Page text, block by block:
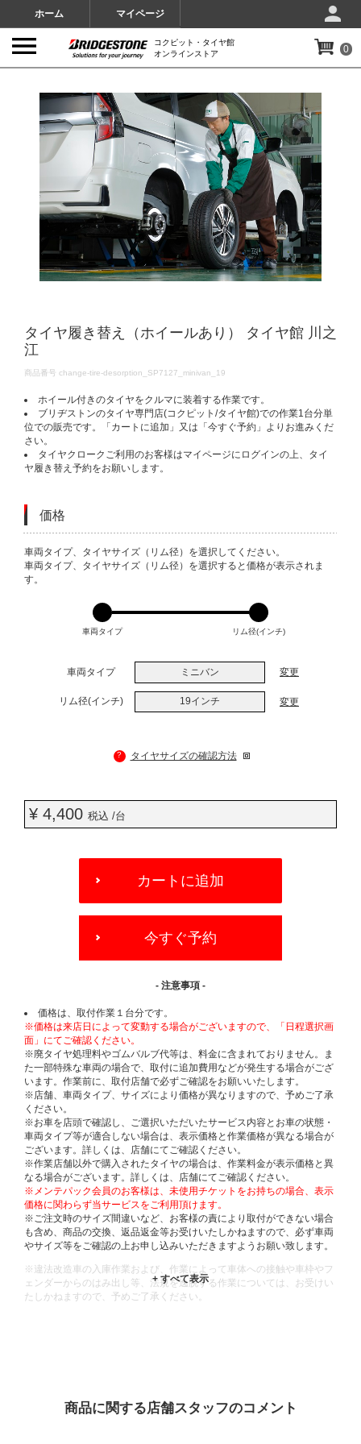
ホーム マイページ
コクピット・タイヤ館
オンラインストア
0
タイヤ履き替え（ホイールあり） タイヤ館 川之
江
DETAILS
商品番号 change-tire-desorption_SP7127_minivan_19
ホイール付きのタイヤをクルマに装着する作業です。
ブリヂストンのタイヤ専門店(コクピット/タイヤ館)での作業1台分単
位での販売です。「カートに追加」又は「今すぐ予約」よりお進みくだ
さい。
タイヤクロークご利用のお客様はマイページにログインの上、タイ
ヤ履き替え予約をお願いします。
価格
VARIATIONS
車両タイプ、タイヤサイズ（リム径）を選択してください。
車両タイプ、タイヤサイズ（リム径）を選択すると価格が表示されま
す。
車両タイプ リム径(インチ)
車両タイプ ミニバン 変更
リム径(インチ) 19インチ 変更
? タイヤサイズの確認方法
¥ 4,400 税込 /台
OPTIONS
カートに追加
今すぐ予約
- 注意事項 -
価格は、取付作業１台分です。
※価格は来店日によって変動する場合がございますので、「日程選択画
面」にてご確認ください。
※廃タイヤ処理料やゴムバルブ代等は、料金に含まれておりません。ま
た一部特殊な車両の場合で、取付に追加費用などが発生する場合がござ
います。作業前に、取付店舗で必ずご確認をお願いいたします。
※店舗、車両タイプ、サイズにより価格が異なりますので、予めご了承
ください。
※お車を店頭で確認し、ご選択いただいたサービス内容とお車の状態・
車両タイプ等が適合しない場合は、表示価格と作業価格が異なる場合が
ございます。詳しくは、店舗にてご確認ください。
※作業店舗以外で購入されたタイヤの場合は、作業料金が表示価格と異
なる場合がございます。詳しくは、店舗にてご確認ください。
※メンテパック会員のお客様は、未使用チケットをお持ちの場合、表示
価格に関わらず当サービスをご利用頂けます。
※ご注文時のサイズ間違いなど、お客様の責により取付ができない場合
も含め、商品の交換、返品返金等お受けいたしかねますので、必ず車両
やサイズ等をご確認の上お申し込みいただきますようお願い致します。
※違法改造車の入庫作業および、作業によって車体への接触や車枠やフ
ェンダーからのはみ出し等、法規を逸脱する作業については、お受けい
たしかねますので、予めご了承ください。
商品に関する店舗スタッフのコメント